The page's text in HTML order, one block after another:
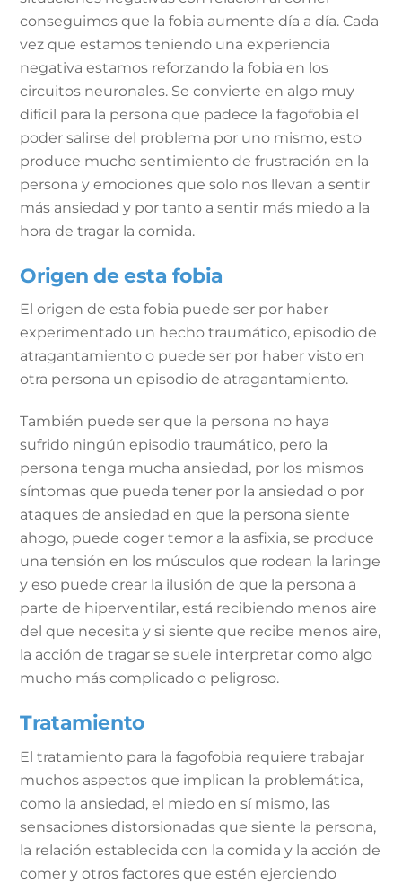
conseguimos que la fobia aumente día a día. Cada
vez que estamos teniendo una experiencia
negativa estamos reforzando la fobia en los
circuitos neuronales. Se convierte en algo muy
difícil para la persona que padece la fagofobia el
poder salirse del problema por uno mismo, esto
produce mucho sentimiento de frustración en la
persona y emociones que solo nos llevan a sentir
más ansiedad y por tanto a sentir más miedo a la
hora de tragar la comida.
Origen de esta fobia
El origen de esta fobia puede ser por haber
experimentado un hecho traumático, episodio de
atragantamiento o puede ser por haber visto en
otra persona un episodio de atragantamiento.
También puede ser que la persona no haya
sufrido ningún episodio traumático, pero la
persona tenga mucha ansiedad, por los mismos
síntomas que pueda tener por la ansiedad o por
ataques de ansiedad en que la persona siente
ahogo, puede coger temor a la asfixia, se produce
una tensión en los músculos que rodean la laringe
y eso puede crear la ilusión de que la persona a
parte de hiperventilar, está recibiendo menos aire
del que necesita y si siente que recibe menos aire,
la acción de tragar se suele interpretar como algo
mucho más complicado o peligroso.
Tratamiento
El tratamiento para la fagofobia requiere trabajar
muchos aspectos que implican la problemática,
como la ansiedad, el miedo en sí mismo, las
sensaciones distorsionadas que siente la persona,
la relación establecida con la comida y la acción de
comer y otros factores que estén ejerciendo